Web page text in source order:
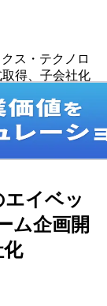
ス・テクノロ
得、子会社化
エイベッ
ム企画開
化